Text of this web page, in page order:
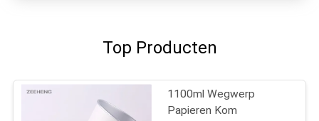
Top Producten
1100ml Wegwerp
Papieren Kom